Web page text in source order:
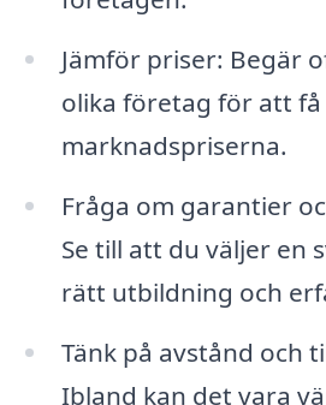
Jämför priser: Begär
olika företag för att
marknadspriserna.
Fråga om garantier
Se till att du väljer en
rätt utbildning och
Tänk på avstånd och
Ibland kan det vara